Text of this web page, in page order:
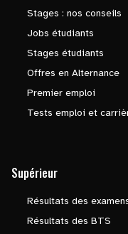
Stages : nos conseils
Jobs étudiants
Stages étudiants
Offres en Alternance
Premier emploi
Tests emploi et
Supérieur
Résultats des
Résultats des BTS